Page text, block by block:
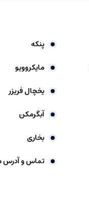
پنکه
مایکروویو
یخچال فریزر
آبگرمکن
بخاری
تماس و آدرس